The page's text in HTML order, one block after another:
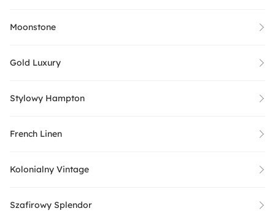
Moonstone
Gold Luxury
Stylowy Hampton
French Linen
Kolonialny Vintage
Szafirowy Splendor